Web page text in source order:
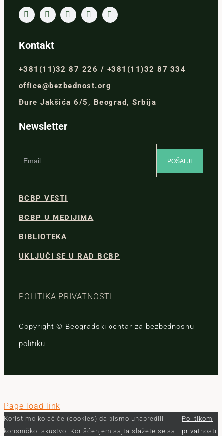
Kontakt
+381(11)32 87 226 / +381(11)32 87 334
office@bezbednost.org
Đure Jakšića 6/5, Beograd, Srbija
Newsletter
BCBP VESTI
BCBP U MEDIJIMA
BIBLIOTEKA
UKLJUČI SE U RAD BCBP
POLITIKA PRIVATNOSTI
Copyright © Beogradski centar za bezbednosnu
politiku.
Page load link
Koristimo kolačiće (cookies) da bismo unapredili
korisničko iskustvo. Korišćenjem sajta slažete se sa
Politikom
privatnosti